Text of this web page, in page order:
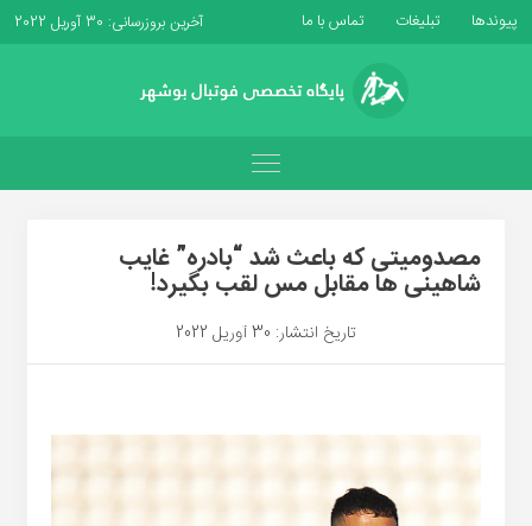
پیوندها تبلیغات تماس با ما آخرین بروزرسانی: 30 آوریل 2022
مصدومیتی که باعث شد “بادره” غایب
شاهینی ها مقابل مس لقب بگیرد!
تاریخ انتشار: 30 آوریل 2022